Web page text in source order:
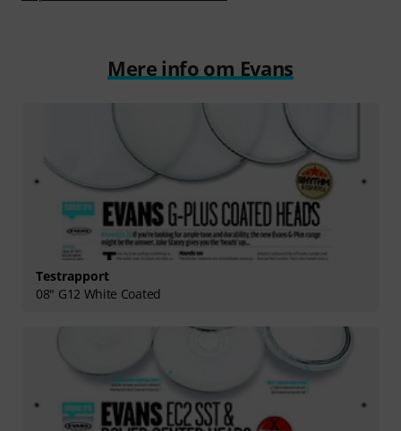
Mere info om Evans
Testrapport
08" G12 White Coated